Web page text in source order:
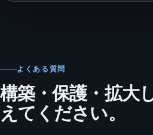
よくある質問
構築・保護・拡大
えてください。